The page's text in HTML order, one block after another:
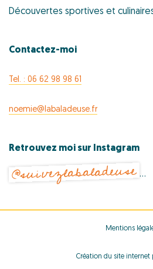
Découvertes sportives et
Contactez-moi
Tel. : 06 62 98 98 61
noemie@labaladeuse.fr
Retrouvez moi sur Instagram
@suivezlabaladeuse …
Mentions
Création du site internet